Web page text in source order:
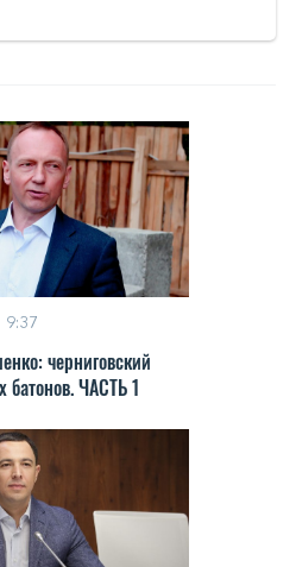
черниговский
батонов. ЧАСТЬ 1